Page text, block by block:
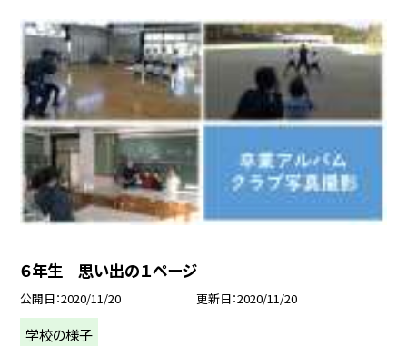
６年生 思い出の１ページ
公開日 2020/11/20 更新日 2020/11/20
学校の様子